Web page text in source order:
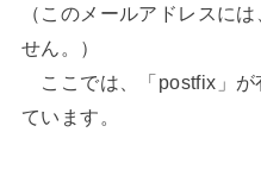
（このメールアドレスに
せん。）
ここでは、「postfix」が
ています。